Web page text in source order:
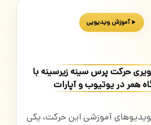
آموزش ویدیویی
حرکت پرس سینه زیرسینه با
همر در یوتیوب و آپارات
ویدیوهای آموزشی این حرکت، یکی